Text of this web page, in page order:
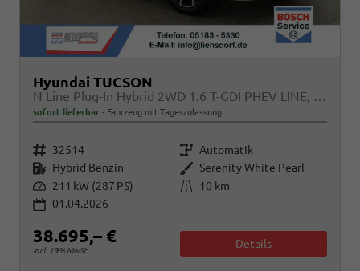
Hyundai TUCSON
N Line Plug-In Hybrid 2WD 1.6 T-GDI PHEV LINE, Navi, Kamera, Side, Winter
sofort lieferbar Fahrzeug mit Tageszulassung
Fahrzeugnr. 32514 Getriebe Automatik
Kraftstoff Hybrid Benzin Außenfarbe Serenity White Pearl
Leistung 211 kW (287 PS) Kilometerstand
10 km
01.04.2026
38.695,– €
incl. 19% MwSt.
Details